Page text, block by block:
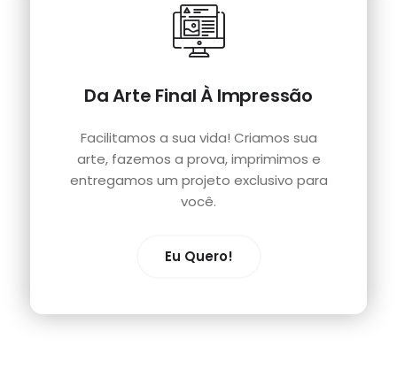
Da Arte Final À Impressão
Facilitamos a sua vida! Criamos sua
arte, fazemos a prova, imprimimos e
entregamos um projeto exclusivo para
você.
Eu Quero!